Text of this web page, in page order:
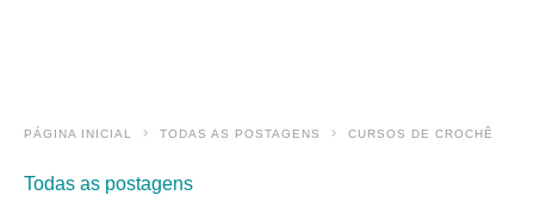
PÁGINA INICIAL TODAS AS POSTAGENS CURSOS DE CROCHÊ
Todas as postagens